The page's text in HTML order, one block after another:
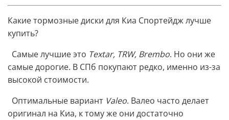
Какие тормозные диски для Киа Спортейдж лучше
купить?
Самые лучшие это Textar, TRW, Brembo. Но они же
самые дорогие. В СПб покупают редко, именно из-за
высокой стоимости.
Оптимальные вариант Valeo. Валео часто делает
оригинал на Киа, к тому же они достаточно